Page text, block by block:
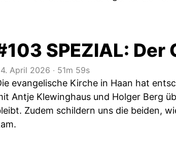
SPEZIAL: Der
April 2026 ‧ 51m 59s
evangelische Kirche in Haan hat
Antje Klewinghaus und Holger Berg
Zudem schildern uns die beiden,